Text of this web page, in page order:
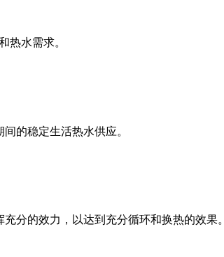
热水需求。
的稳定生活热水供应。
分的效力，以达到充分循环和换热的效果。